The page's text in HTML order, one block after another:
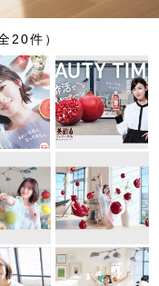
20件）